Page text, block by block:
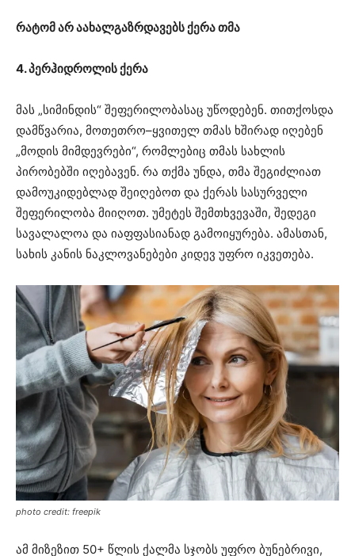
რატომ არ აახალგაზრდავებს ქერა თმა
4. პერჰიდროლის ქერა
მას „სიმინდის“ შეფერილობასაც უწოდებენ. თითქოსდა
დამწვარია, მოთეთრო–ყვითელ თმას ხშირად იღებენ
„მოდის მიმდევრები“, რომლებიც თმას სახლის
პირობებში იღებავენ. რა თქმა უნდა, თმა შეგიძლიათ
დამოუკიდებლად შეიღებოთ და ქერას სასურველი
შეფერილობა მიიღოთ. უმეტეს შემთხვევაში, შედეგი
სავალალოა და იაფფასიანად გამოიყურება. ამასთან,
სახის კანის ნაკლოვანებები კიდევ უფრო იკვეთება.
photo credit: freepik
ამ მიზეზით 50+ წლის ქალმა სჯობს უფრო ბუნებრივი,